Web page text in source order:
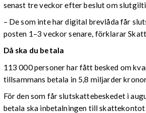
senast tre veckor efter beslut om
– De som inte har digital brevlåda får
posten 1–3 veckor senare, förklarar
Då ska du betala
113 000 personer har fått besked om
tillsammans betala in 5,8 miljarder
För den som får slutskattebeskedet i
betala ska inbetalningen till skattekontot